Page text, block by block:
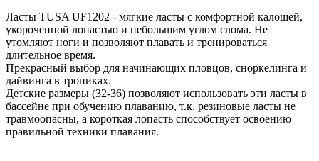
Ласты TUSA UF1202 - мягкие ласты с комфортной калошей,
укороченной лопастью и небольшим углом слома. Не
утомляют ноги и позволяют плавать и тренироваться
длительное время.
Прекрасный выбор для начинающих пловцов, сноркелинга и
дайвинга в тропиках.
Детские размеры (32-36) позволяют использовать эти ласты в
бассейне при обучению плаванию, т.к. резиновые ласты не
травмоопасны, а короткая лопасть способствует освоению
правильной техники плавания.